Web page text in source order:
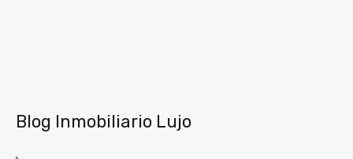
Blog Inmobiliario Lujo